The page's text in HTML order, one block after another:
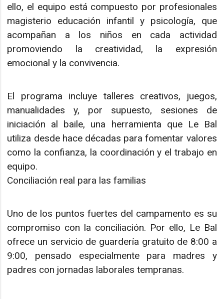
ello, el equipo está compuesto por profesionales
magisterio educación infantil y psicología, que
acompañan a los niños en cada actividad
promoviendo la creatividad, la expresión
emocional y la convivencia.
El programa incluye talleres creativos, juegos,
manualidades y, por supuesto, sesiones de
iniciación al baile, una herramienta que Le Bal
utiliza desde hace décadas para fomentar valores
como la confianza, la coordinación y el trabajo en
equipo.
Conciliación real para las familias
Uno de los puntos fuertes del campamento es su
compromiso con la conciliación. Por ello, Le Bal
ofrece un servicio de guardería gratuito de 8:00 a
9:00, pensado especialmente para madres y
padres con jornadas laborales tempranas.